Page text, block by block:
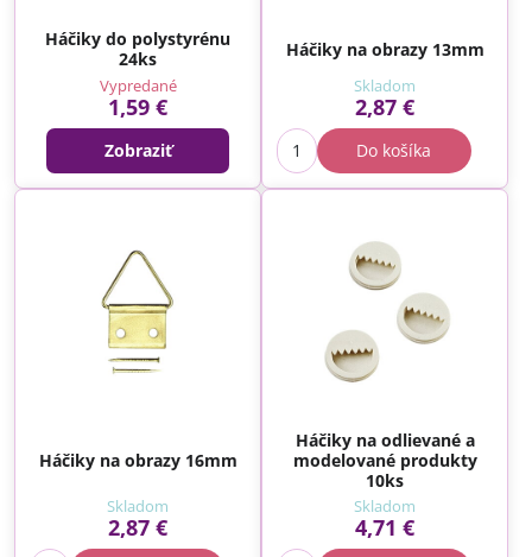
Háčiky do polystyrénu
24ks
Vypredané
1,59 €
Zobraziť
Háčiky na obrazy 13mm
Skladom
2,87 €
Do košíka
Háčiky na obrazy 16mm
Skladom
2,87 €
Háčiky na odlievané a
modelované produkty
10ks
Skladom
4,71 €